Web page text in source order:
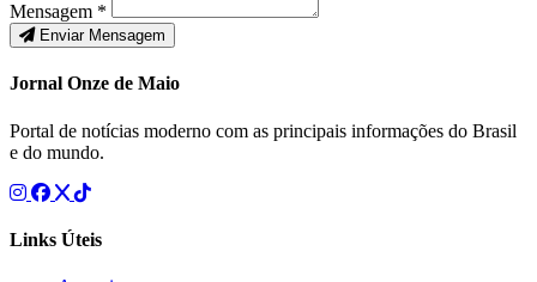
Mensagem *
Enviar Mensagem
Jornal Onze de Maio
Portal de notícias moderno com as principais informações do Brasil
e do mundo.
Links Úteis